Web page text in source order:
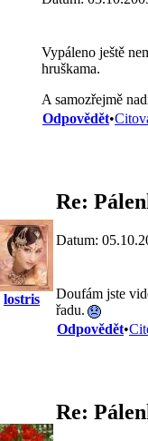
Vypáleno ještě
hruškama.
A samozřejmě
Odpovědět•
lostris
Re:
Datum:
Doufám jste
řadu.
Odpovědět•
Re: